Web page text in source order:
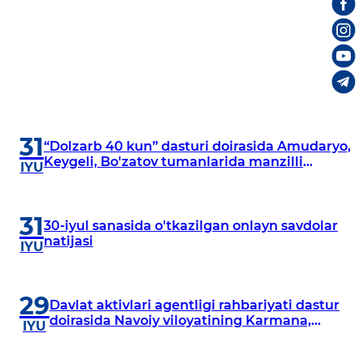
31
IYU
“Dolzarb 40 kun” dasturi doirasida Amudaryo,
Keygeli, Bo'zatov tumanlarida manzilli
31
IYU
30-iyul sanasida o'tkazilgan onlayn savdolar
natijasi
29
IYU
Davlat aktivlari agentligi rahbariyati dastur
doirasida Navoiy viloyatining Karmana,